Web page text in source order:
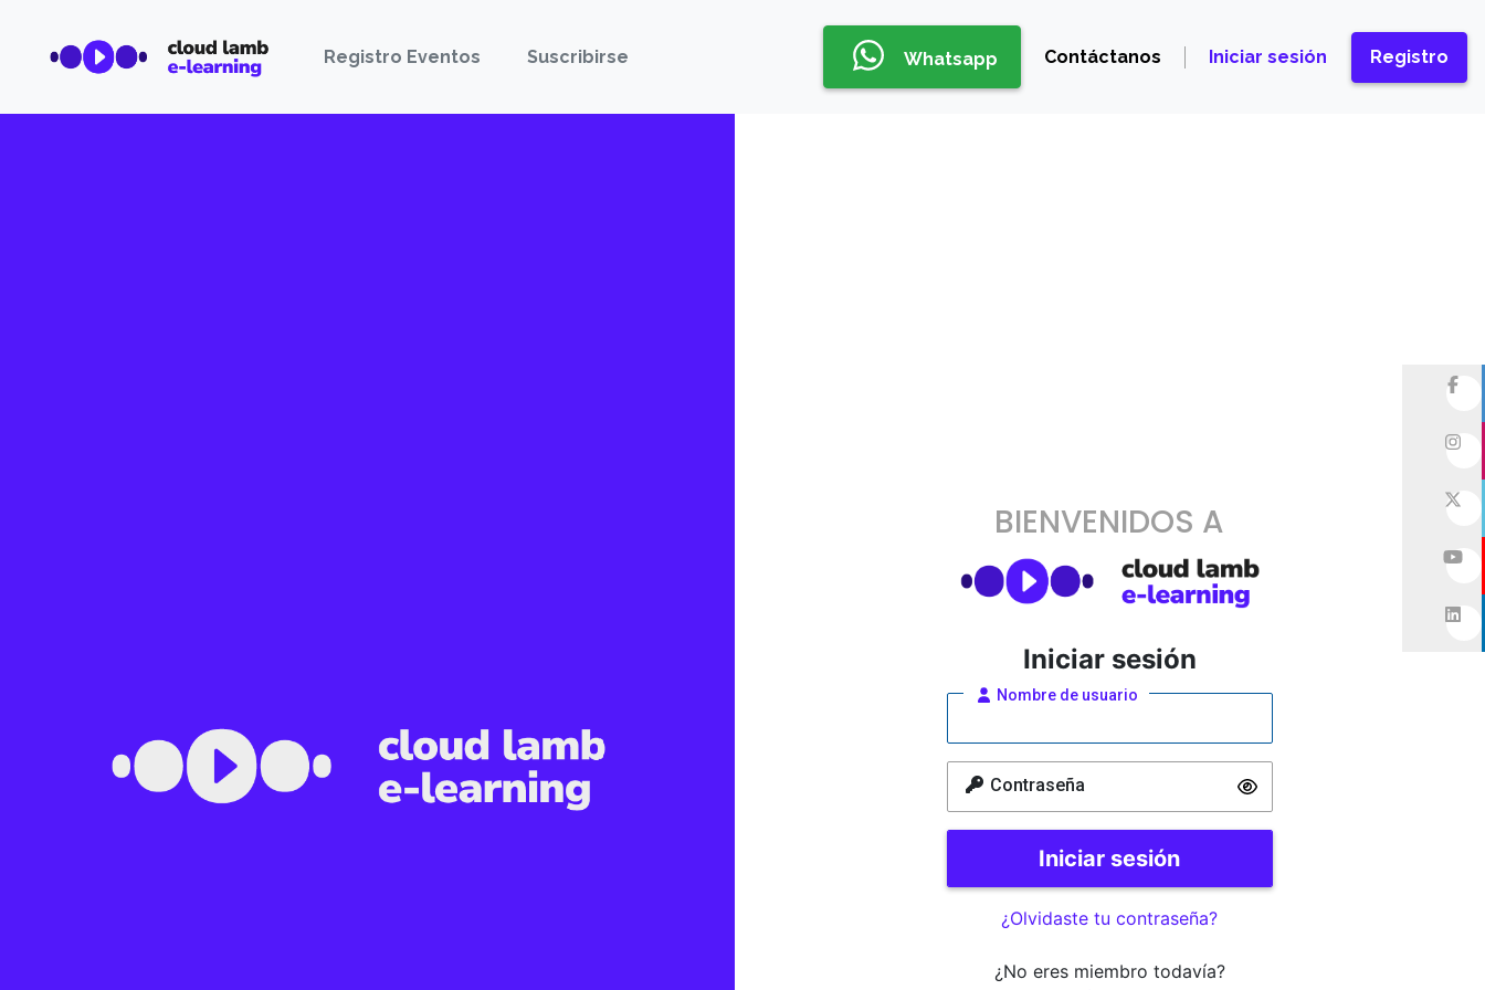
Registro Eventos Suscribirse Whatsapp Contáctanos Iniciar sesión Registro
BIENVENIDOS A
Iniciar sesión
Nombre de usuario
Contraseña
¿Olvidaste tu contraseña?
¿No eres miembro todavía?